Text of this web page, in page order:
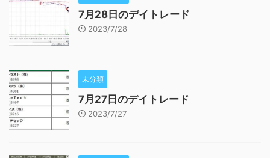
7月28日のデイトレード
2023/7/28
未分類
7月27日のデイトレード
2023/7/27